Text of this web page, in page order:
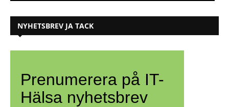
NYHETSBREV JA TACK